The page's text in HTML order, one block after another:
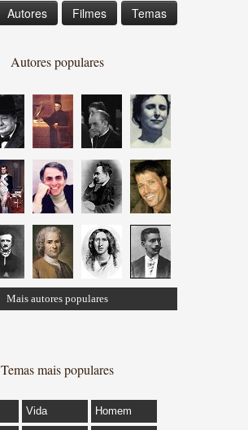
Autores Filmes Temas
Autores populares
Mais autores populares
Temas mais populares
Vida Homem